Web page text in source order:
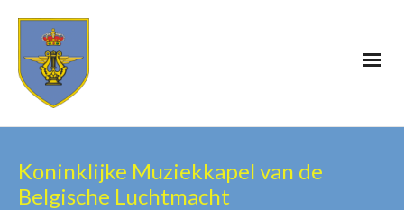
Koninklijke Muziekkapel van de
Belgische Luchtmacht